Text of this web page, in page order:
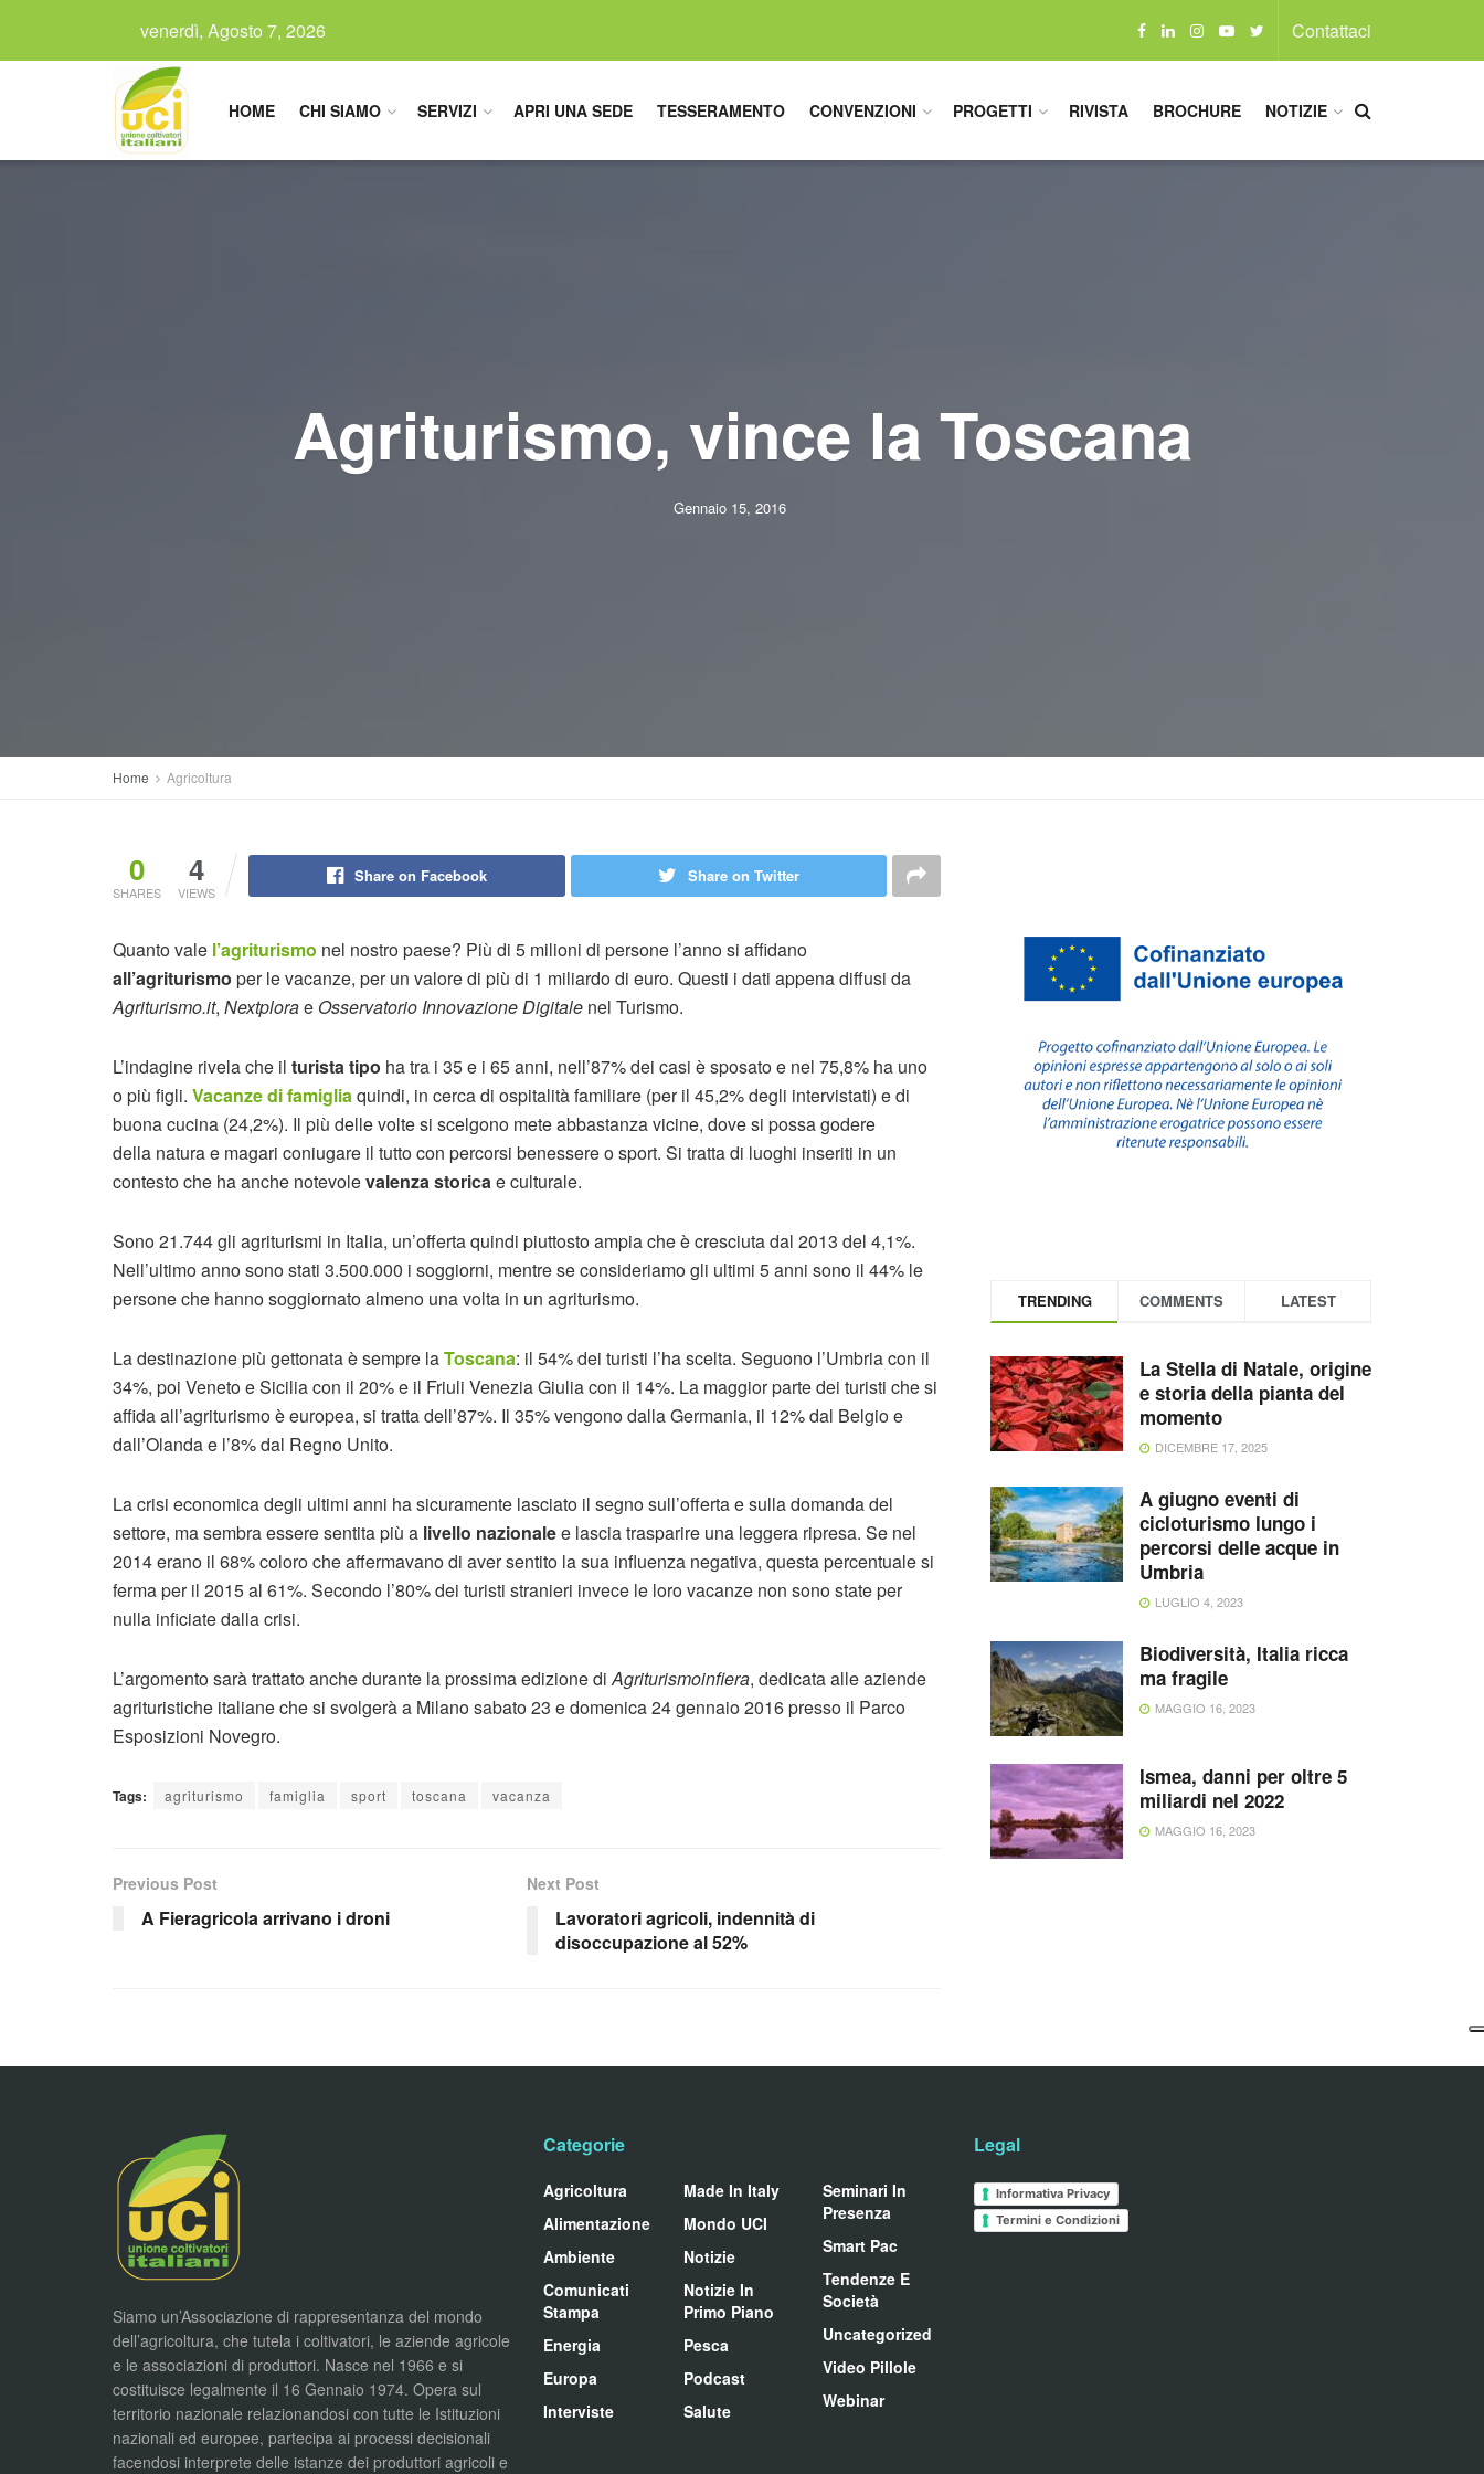
venerdì, Agosto 7, 2026 Contattaci
HOME CHI SIAMO SERVIZI APRI UNA SEDE TESSERAMENTO CONVENZIONI PROGETTI RIVISTA BROCHURE NOTIZIE
Agriturismo, vince la Toscana
Gennaio 15, 2016
Home Agricoltura
0
SHARES
4
VIEWS
Share on Facebook Share on Twitter
Quanto vale l’agriturismo nel nostro paese? Più di 5 milioni di persone l’anno si affidano
all’agriturismo per le vacanze, per un valore di più di 1 miliardo di euro. Questi i dati appena diffusi da
Agriturismo.it, Nextplorae Osservatorio Innovazione Digitale nel Turismo.
L’indagine rivela che il turista tipo ha tra i 35 e i 65 anni, nell’87% dei casi è sposato e nel 75,8% ha uno
o più figli. Vacanze di famigliaquindi, in cerca di ospitalità familiare (per il 45,2% degli intervistati) e di
buona cucina (24,2%). Il più delle volte si scelgono mete abbastanza vicine, dove si possa godere
della natura e magari coniugare il tutto con percorsi benessere o sport. Si tratta di luoghi inseriti in un
contesto che ha anche notevolevalenza storicae culturale.
Sono 21.744 gli agriturismi in Italia, un’offerta quindi piuttosto ampia che è cresciuta dal 2013 del 4,1%.
Nell’ultimo anno sono stati 3.500.000 i soggiorni, mentre se consideriamo gli ultimi 5 anni sono il 44% le
persone che hanno soggiornato almeno una volta in un agriturismo.
La destinazione più gettonata è sempre laToscana: il 54% dei turisti l’ha scelta. Seguono l’Umbria con il
34%, poi Veneto e Sicilia con il 20% e il Friuli Venezia Giulia con il 14%. La maggior parte dei turisti che si
affida all’agriturismo è europea, si tratta dell’87%. Il 35% vengono dalla Germania, il 12% dal Belgio e
dall’Olanda e l’8% dal Regno Unito.
La crisi economica degli ultimi anni ha sicuramente lasciato il segno sull’offerta e sulla domanda del
settore, ma sembra essere sentita più a livello nazionalee lascia trasparire una leggera ripresa. Se nel
2014 erano il 68% coloro che affermavano di aver sentito la sua influenza negativa, questa percentuale si
ferma per il 2015 al 61%. Secondo l’80% dei turisti stranieri invece le loro vacanze non sono state per
nulla inficiate dalla crisi.
L’argomento sarà trattato anche durante la prossima edizione diAgriturismoinfiera, dedicata alle aziende
agrituristiche italiane che si svolgerà a Milano sabato 23 e domenica 24 gennaio 2016 presso il Parco
Esposizioni Novegro.
Tags: agriturismo famiglia sport toscana vacanza
Previous Post
A Fieragricola arrivano i droni
Next Post
Lavoratori agricoli, indennità di
disoccupazione al 52%
TRENDING COMMENTS LATEST
La Stella di Natale, origine
e storia della pianta del
momento
DICEMBRE 17, 2025
A giugno eventi di
cicloturismo lungo i
percorsi delle acque in
Umbria
LUGLIO 4, 2023
Biodiversità, Italia ricca
ma fragile
MAGGIO 16, 2023
Ismea, danni per oltre 5
miliardi nel 2022
MAGGIO 16, 2023
Siamo un’Associazione di rappresentanza del mondo
dell’agricoltura, che tutela i coltivatori, le aziende agricole
e le associazioni di produttori. Nasce nel 1966 e si
costituisce legalmente il 16 Gennaio 1974. Opera sul
territorio nazionale relazionandosi con tutte le Istituzioni
nazionali ed europee, partecipa ai processi decisionali
facendosi interprete delle istanze dei produttori agricoli e
Categorie
Agricoltura
Alimentazione
Ambiente
Comunicati
Stampa
Energia
Europa
Interviste
Made In Italy
Mondo UCI
Notizie
Notizie In
Primo Piano
Pesca
Podcast
Salute
Seminari In
Presenza
Smart Pac
Tendenze E
Società
Uncategorized
Video Pillole
Webinar
Legal
Informativa Privacy
Termini e Condizioni